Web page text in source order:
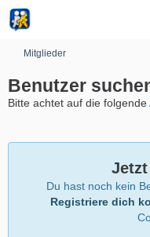
Mitglieder
Benutzer
Bitte achtet auf die folgende
Du hast noch kein
Registriere dich